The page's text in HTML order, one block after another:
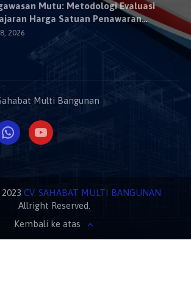
Mutu: Metodologi Evaluasi
Harga Satuan Penawaran
2026
Multi Bangunan
CV. SAHABAT MULTI BANGUNAN
Allright Reserved.
Kembali ke atas